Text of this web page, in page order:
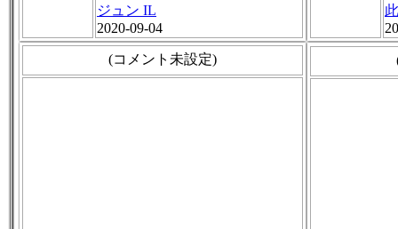
ジュン IL
2020-09-04
(コメント未設定)